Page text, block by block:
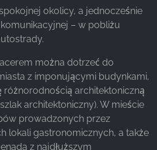
okolicy, a jednocześnie
– w pobliżu
można dotrzeć do
z imponującymi budynkami,
architektoniczną
architektoniczny). W mieście
prowadzonych przez
lokali gastronomicznych, a także
z najdłuższym